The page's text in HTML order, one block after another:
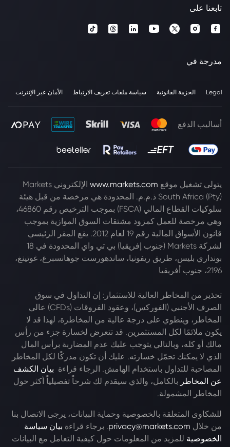
تابعنا على
مدرجة في
Legal الحزمة القانونية سياسة ملفات تعريف الارتباط الأمان عبر الإنترنت
أساليب الدفع
يتولى تشغيل موقع www.markets.com
الإلكتروني Markets
South Africa (Pty) ذ.م.م. المحدودة هي مرخصة من قبل هيئة
سلوكيات القطاع المالي (FSCA) بموجب الترخيص رقم 46860،
وهي مرخصة للعمل كمزود مشتقات السوق الموازية بموجب
قانون الأسواق المالية رقم 19 لعام 2012. يقع المقر الرئيسي
لشركة Markets (جنوب إفريقيا) بي تي واي المحدودة في 18
بونداري بليس، طريق ريفونيا، ساندهورست جوهانسبرغ، غوتينغ،
2196، جنوب أفريقيا
تحذير من المخاطر العالية للاستثمار: إن التداول في سوق
الصرف الأجنبي (الفوركس)، وعقود الفروقات (CFDs) عالي
المخاطر، وينطوي على درجة عالية من المخاطرة، لهذا قد لا
يكون ملائمًا لكل المستثمرين. قد تتعرض لخسارة جزء من رأس
مالك أو كله، وبالتالي يتوجب عليك عدم المضاربة برأس المال
الذي لا يمكنك تحمّل خسارته. عليك أن تكون مدركًا لكل المخاطر
المصاحبة للتداول باستخدام الهامش. الرجاء قراءة بيان الكشف
عن المخاطر بالكامل، والذي سيقدم لك شرحاً تفصيلياً أكثر حول
المخاطر المشمولة.
للشكاوى المتعلقة بالخصوصية وحماية البيانات، يرجى الاتصال بنا
من خلال privacy@markets.com. برجاء قراءة بيان سياسة
الخصوصية للمزيد من المعلومات حول كيفية التعامل مع البيانات